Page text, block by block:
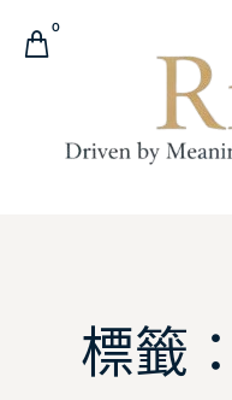
0
標籤